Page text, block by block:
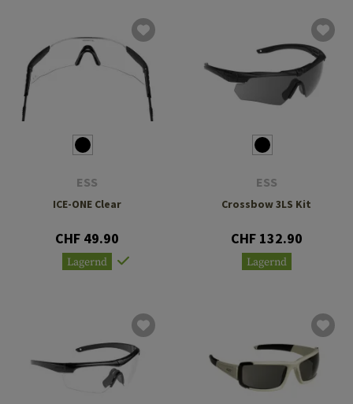
ESS
ICE-ONE Clear
CHF 49.90
Lagernd
ESS
Crossbow 3LS Kit
CHF 132.90
Lagernd